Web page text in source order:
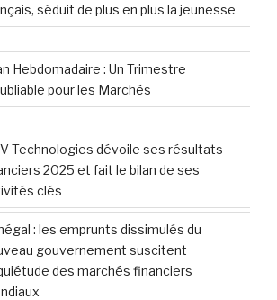
séduit de plus en plus la jeunesse
Hebdomadaire : Un Trimestre
pour les Marchés
Technologies dévoile ses résultats
2025 et fait le bilan de ses
clés
: les emprunts dissimulés du
gouvernement suscitent
des marchés financiers